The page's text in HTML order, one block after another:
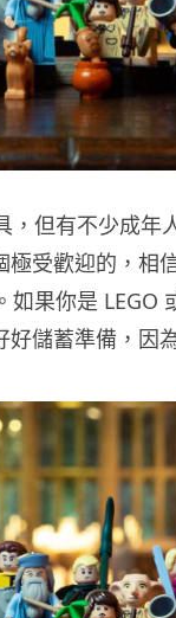
，但有不少成年
受歡迎的，相
如果你是 LEGO
儲蓄準備，因